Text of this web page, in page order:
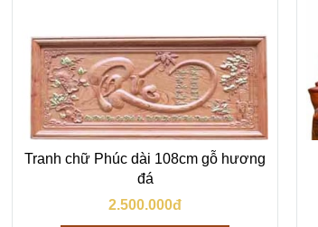
Tranh chữ Phúc dài 108cm gỗ hương
đá
2.500.000đ